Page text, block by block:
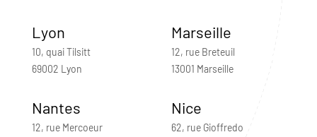
Lyon
10, quai Tilsitt
69002 Lyon
Marseille
12, rue Breteuil
13001 Marseille
Nantes
12, rue Mercoeur
Nice
62, rue Gioffredo